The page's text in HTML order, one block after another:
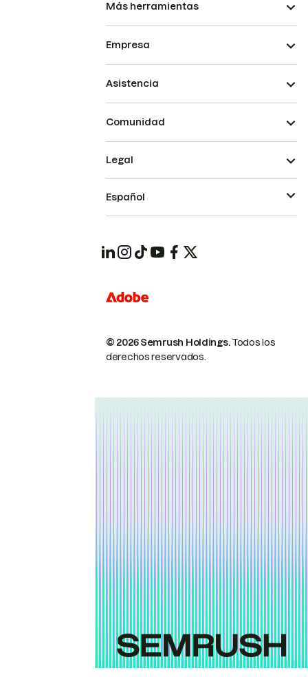
Más herramientas
Empresa
Asistencia
Comunidad
© 2026 Semrush Holdings.Todos los
derechos reservados.
Legal
Español